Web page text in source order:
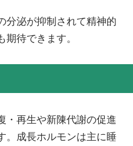
分泌が抑制されて精神的
待できます。
・再生や新陳代謝の促進
。成長ホルモンは主に睡